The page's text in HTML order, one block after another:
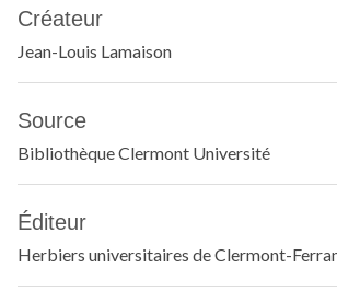
Créateur
Jean-Louis Lamaison
Source
Bibliothèque Clermont Université
Éditeur
Herbiers universitaires de Clermont-